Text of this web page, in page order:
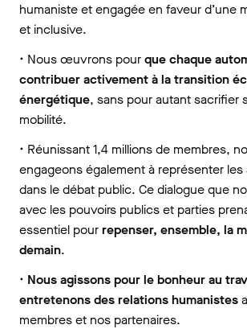
humaniste et engagée en faveur d’une
et inclusive.
• Nous œuvrons pourque chaque
contribuer activement à la transition
énergétique, sans pour autant sacrifier
mobilité.
• Réunissant 1,4 millions de membres,
engageons également à représenter
dans le débat public. Ce dialogue que
avec les pouvoirs publics et parties
essentiel pourrepenser, ensemble, la
demain.
• Nous agissons pour le bonheur au
entretenons des relations humanistes
membres et nos partenaires.